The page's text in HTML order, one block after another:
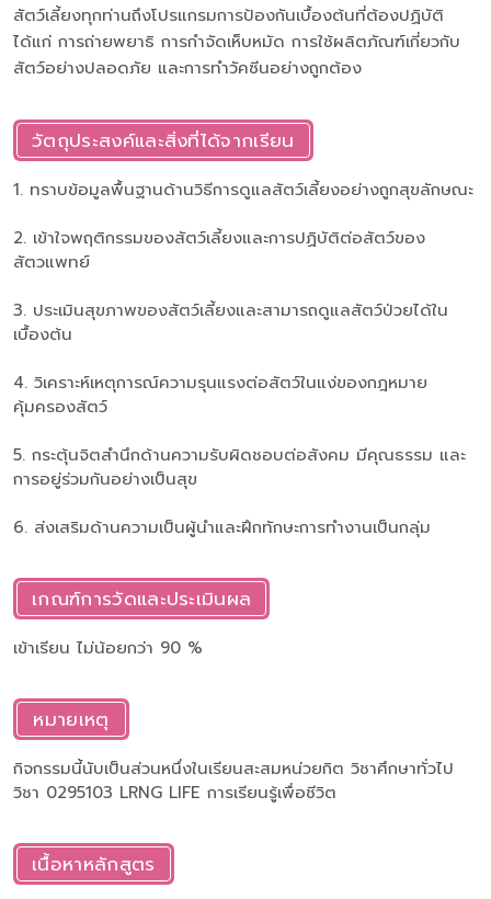
สัตว์เลี้ยงทุกท่านถึงโปรแกรมการป้องกันเบื้องต้นที่ต้องปฏิบัติ
ได้แก่ การถ่ายพยาธิ การกำจัดเห็บหมัด การใช้ผลิตภัณฑ์เกี่ยวกับ
สัตว์อย่างปลอดภัย และการทำวัคซีนอย่างถูกต้อง
วัตถุประสงค์และสิ่งที่ได้จากเรียน
1. ทราบข้อมูลพื้นฐานด้านวิธีการดูแลสัตว์เลี้ยงอย่างถูกสุขลักษณะ
2. เข้าใจพฤติกรรมของสัตว์เลี้ยงและการปฏิบัติต่อสัตว์ของ
สัตวแพทย์
3. ประเมินสุขภาพของสัตว์เลี้ยงและสามารถดูแลสัตว์ป่วยได้ใน
เบื้องต้น
4. วิเคราะห์เหตุการณ์ความรุนแรงต่อสัตว์ในแง่ของกฎหมาย
คุ้มครองสัตว์
5. กระตุ้นจิตสำนึกด้านความรับผิดชอบต่อสังคม มีคุณธรรม และ
การอยู่ร่วมกันอย่างเป็นสุข
6. ส่งเสริมด้านความเป็นผู้นำและฝึกทักษะการทำงานเป็นกลุ่ม
เกณฑ์การวัดและประเมินผล
เข้าเรียน ไม่น้อยกว่า 90 %
หมายเหตุ
กิจกรรมนี้นับเป็นส่วนหนึ่งในเรียนสะสมหน่วยกิต วิชาศึกษาทั่วไป
วิชา 0295103 LRNG LIFE การเรียนรู้เพื่อชีวิต
เนื้อหาหลักสูตร